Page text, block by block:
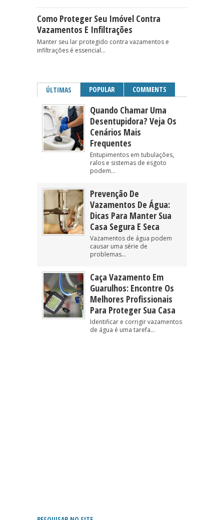
Como Proteger Seu Imóvel Contra
Vazamentos E Infiltrações
Manter seu lar protegido contra vazamentos e
infiltrações é essencial...
ÚLTIMAS POPULAR COMMENTS
Quando Chamar Uma
Desentupidora? Veja Os
Cenários Mais
Frequentes
Entupimentos em tubulações,
ralos e sistemas de esgoto
podem...
Prevenção De
Vazamentos De Água:
Dicas Para Manter Sua
Casa Segura E Seca
Vazamentos de água podem
causar uma série de
problemas...
Caça Vazamento Em
Guarulhos: Encontre Os
Melhores Profissionais
Para Proteger Sua Casa
Identificar e corrigir vazamentos
de água é uma tarefa...